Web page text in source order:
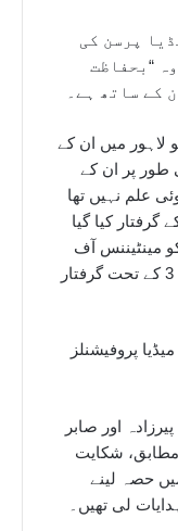
میڈیا پرسن کی
“بحفاظت
کے ساتھ ہے۔
اقبال کو بھی 11 مئی کو لاہور میں ان کے
طور پر ان کے
علم نہیں تھا
گرفتار کیا گیا
مینٹیننس آف
پبلک آرڈر آرڈیننس (ایم پی او) کے سیکشن 3 کے تحت گرفتار
پروفیشنلز
اور صابر
شکایت
کو تشدد میں حصہ لینے
لی تھیں۔